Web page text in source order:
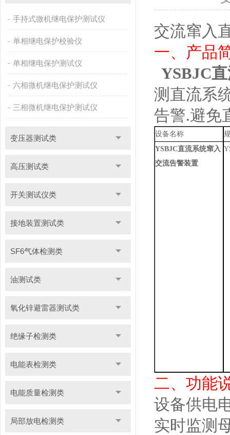
手持式微机继电保护测试仪
单相继电保护校验仪
单相继电保护测试仪
六相微机继电保护测试仪
三相微机继电保护测试仪
变压器测试类
高压测试类
开关测试仪类
接地装置测试类
SF6气体检测类
油测试类
氧化锌避雷器测试类
绝缘子检测类
电能表检测类
电能质量检测类
局部放电检测类
交流窜入
一、产品
YSBJC
测直流系
告警.避免
设备名称
YSBJC直流系统窜入
交流告警装置
二、 功能
设备供电
实时监测